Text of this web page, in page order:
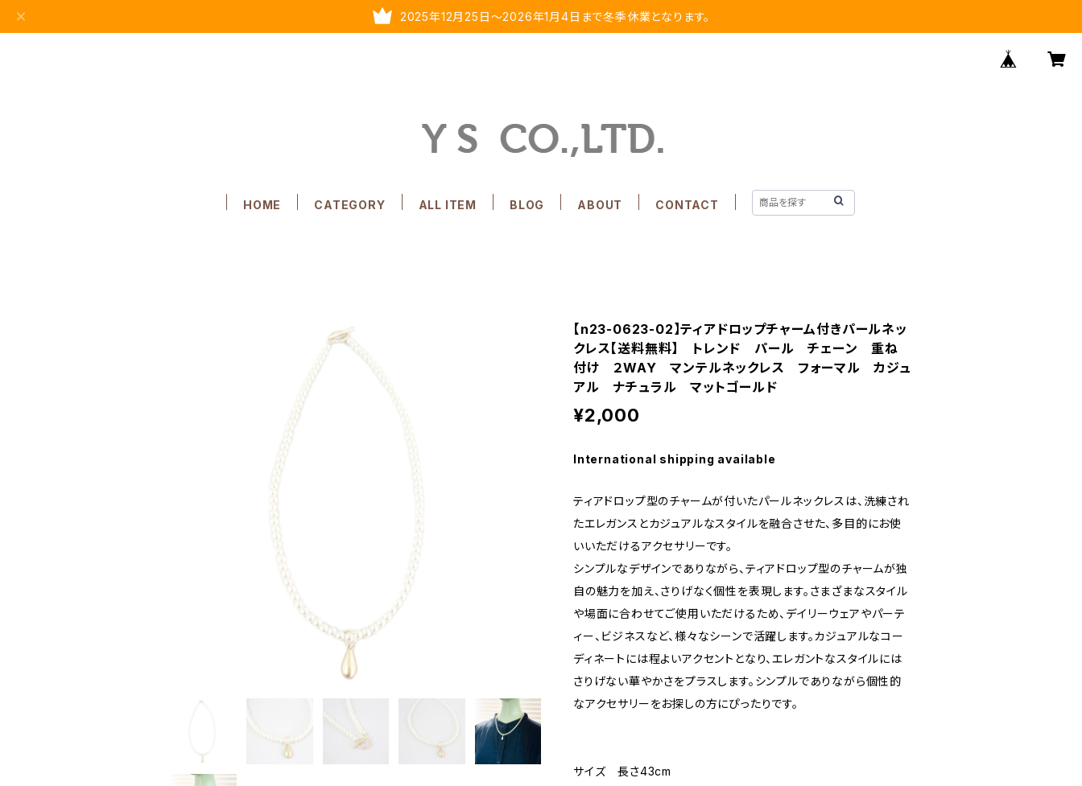
2025年12月25日～2026年1月4日まで冬季休業となります。
HOME CATEGORY ALL ITEM BLOG ABOUT CONTACT
【n23-0623-02】ティアドロップチャーム付きパールネッ
クレス【送料無料】 トレンド パール チェーン 重ね
付け ２WAY マンテルネックレス フォーマル カジュ
アル ナチュラル マットゴールド
¥2,000
International shipping available
ティアドロップ型のチャームが付いたパールネックレスは、洗練され
たエレガンスとカジュアルなスタイルを融合させた、多目的にお使
いいただけるアクセサリーです。
シンプルなデザインでありながら、ティアドロップ型のチャームが独
自の魅力を加え、さりげなく個性を表現します。さまざまなスタイル
や場面に合わせてご使用いただけるため、デイリーウェアやパーテ
ィー、ビジネスなど、様々なシーンで活躍します。カジュアルなコー
ディネートには程よいアクセントとなり、エレガントなスタイルには
さりげない華やかさをプラスします。シンプルでありながら個性的
なアクセサリーをお探しの方にぴったりです。
サイズ 長さ43cm